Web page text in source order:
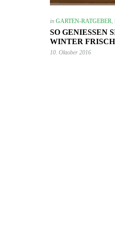
in GARTEN-RATGEBER,
SO GENIESSEN
INTER
10. Oktober 2016